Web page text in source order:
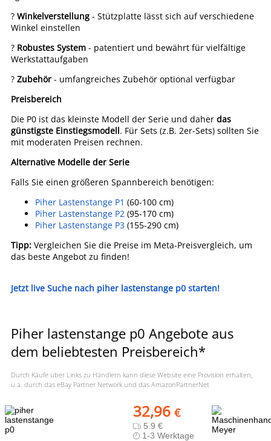
? Winkelverstellung - Stützplatte lässt sich auf verschiedene
Winkel einstellen
? Robustes System - patentiert und bewährt für vielfältige
Werkstattaufgaben
? Zubehör - umfangreiches Zubehör optional verfügbar
Preisbereich
Die P0 ist das kleinste Modell der Serie und daher das
günstigste Einstiegsmodell. Für Sets (z.B. 2er-Sets) sollten Sie
mit moderaten Preisen rechnen.
Alternative Modelle der Serie
Falls Sie einen größeren Spannbereich benötigen:
Piher Lastenstange P1 (60-100 cm)
Piher Lastenstange P2 (95-170 cm)
Piher Lastenstange P3 (155-290 cm)
Tipp: Vergleichen Sie die Preise im Meta-Preisvergleich, um
das beste Angebot zu finden!
Jetzt live Suche nach piher lastenstange p0 starten!
Piher lastenstange p0 Angebote aus
dem beliebtesten Preisbereich*
Durch Käufe über Links zu Händlern kann diese Website eine Provision erhalten,
u.a. durch das eBay Partner Network und das AmazonPartnerNet
32,96 €
5.9 €
1-3 Werktage